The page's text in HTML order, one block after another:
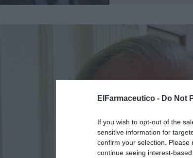
ElFarmaceutico - Do Not
If you wish to opt-out of the
sensitive information for
confirm your selection.
continue seeing interest-